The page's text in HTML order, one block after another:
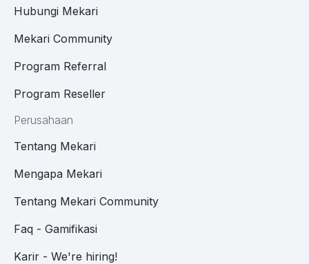
Hubungi Mekari
Mekari Community
Program Referral
Program Reseller
Perusahaan
Tentang Mekari
Mengapa Mekari
Tentang Mekari Community
Faq - Gamifikasi
Karir - We're hiring!